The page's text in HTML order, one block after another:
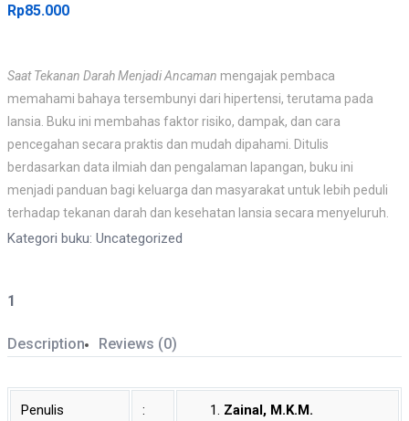
Rp85.000
Saat Tekanan Darah Menjadi Ancaman mengajak pembaca
memahami bahaya tersembunyi dari hipertensi, terutama pada
lansia. Buku ini membahas faktor risiko, dampak, dan cara
pencegahan secara praktis dan mudah dipahami. Ditulis
berdasarkan data ilmiah dan pengalaman lapangan, buku ini
menjadi panduan bagi keluarga dan masyarakat untuk lebih peduli
terhadap tekanan darah dan kesehatan lansia secara menyeluruh.
Kategori buku: Uncategorized
Saat
Darah
Ancaman
quantity
Description Reviews (0)
Penulis :
Zainal, M.K.M.